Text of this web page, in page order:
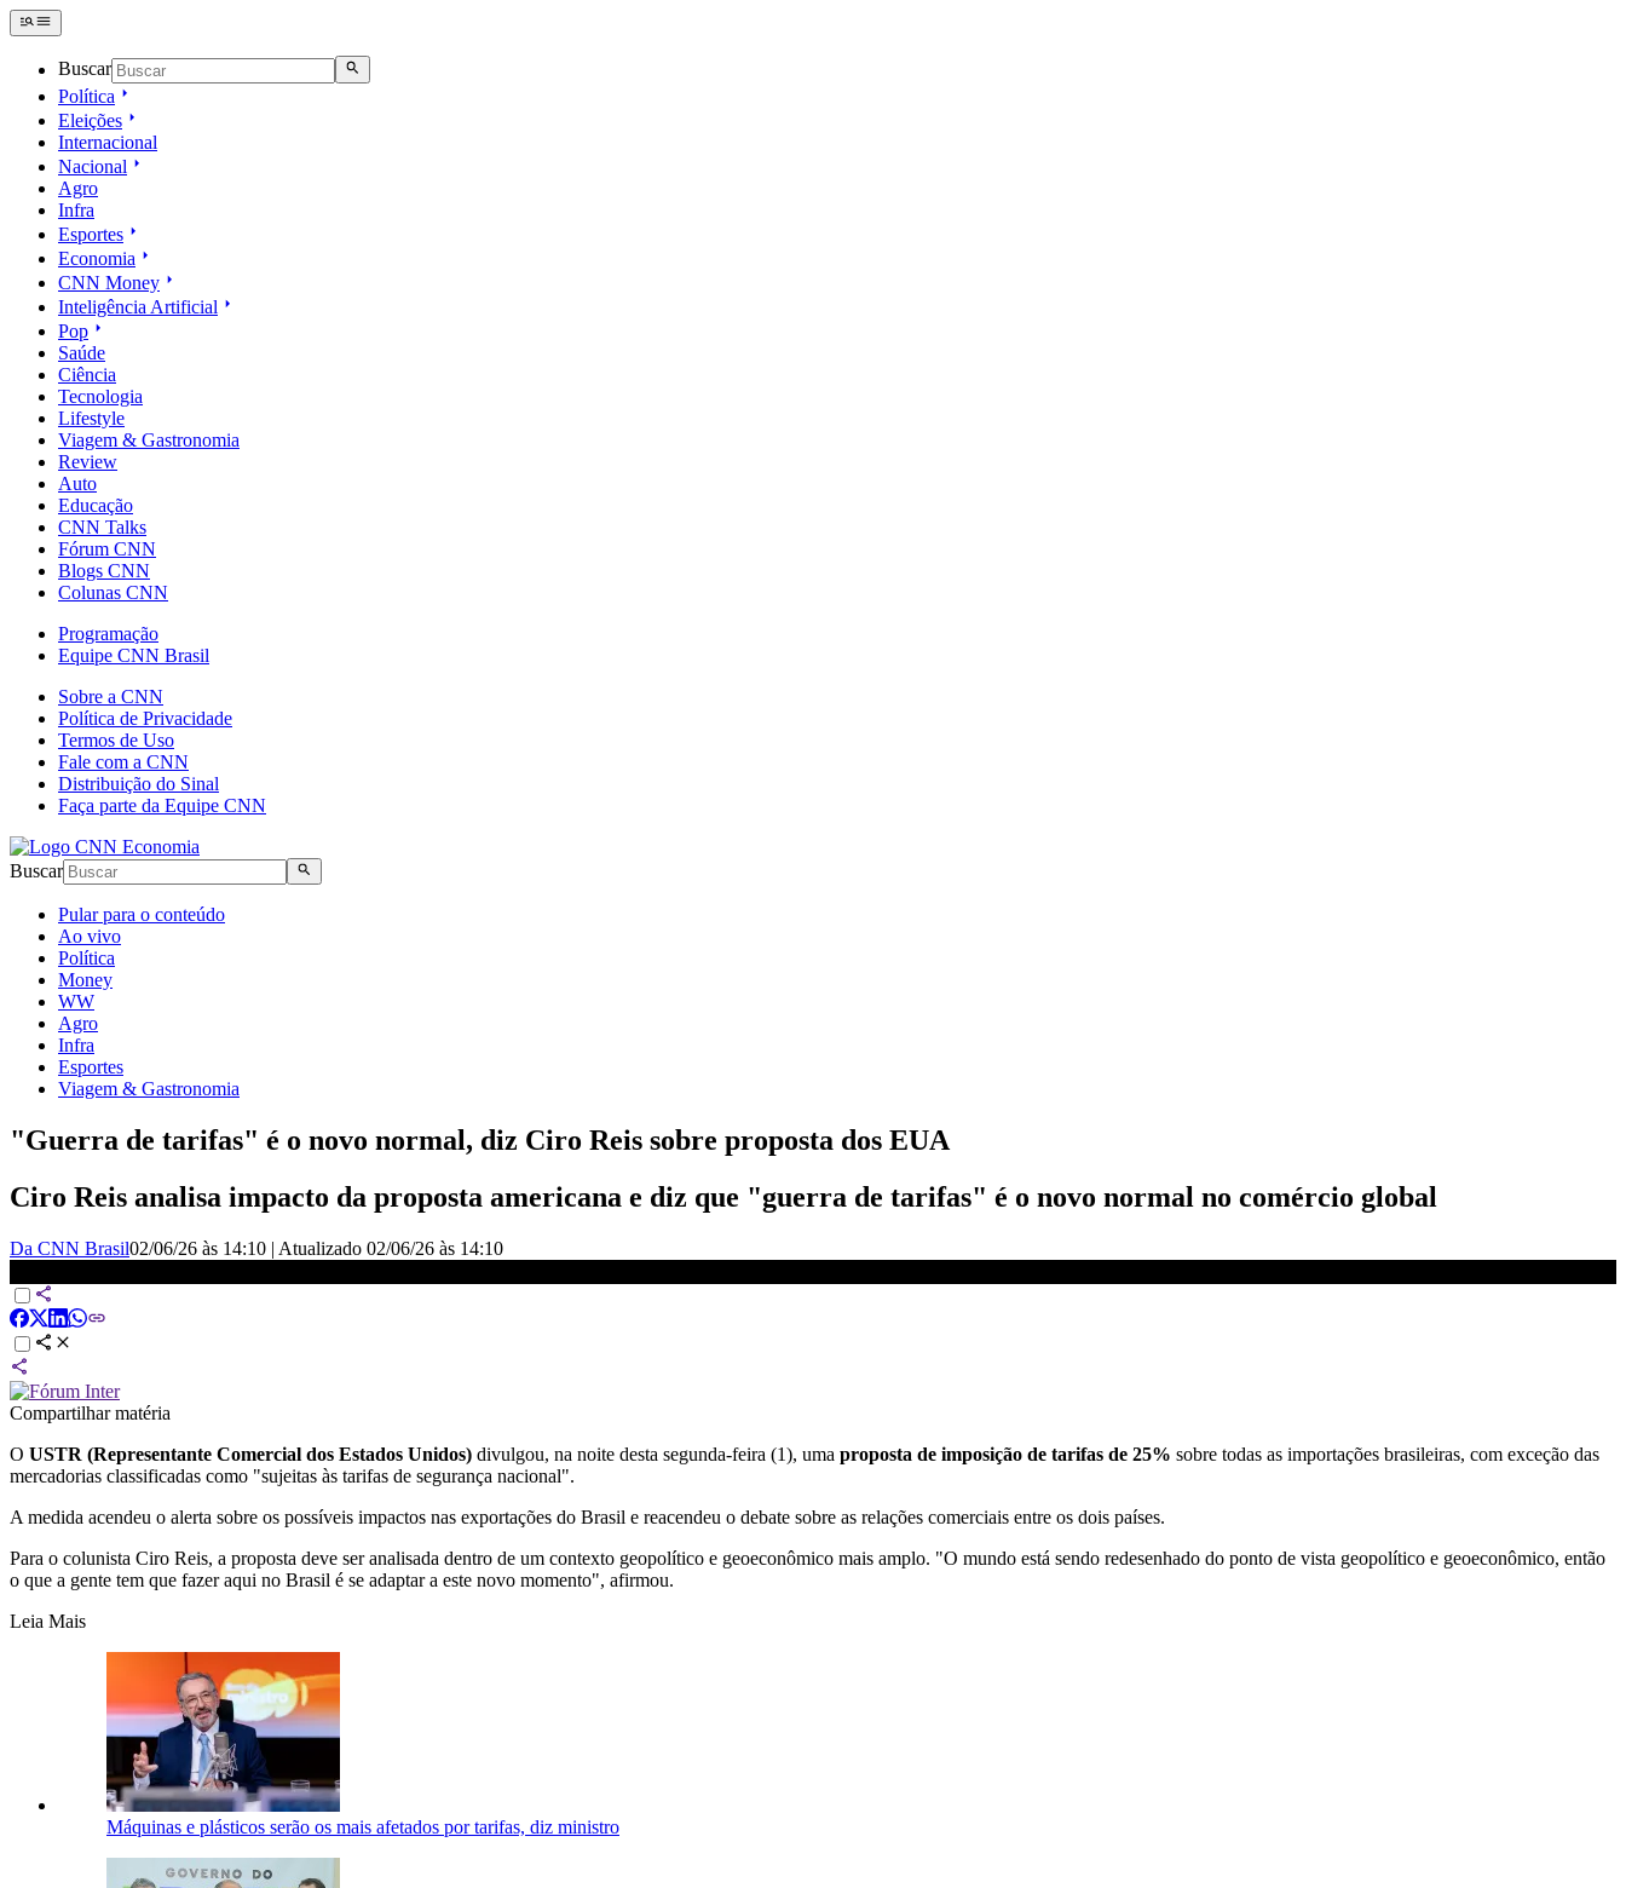
Buscar
Política
Eleições
Internacional
Nacional
Agro
Infra
Esportes
Economia
CNN Money
Inteligência Artificial
Pop
Saúde
Ciência
Tecnologia
Lifestyle
Viagem & Gastronomia
Review
Auto
Educação
CNN Talks
Fórum CNN
Blogs CNN
Colunas CNN
Programação
Equipe CNN Brasil
Sobre a CNN
Política de Privacidade
Termos de Uso
Fale com a CNN
Distribuição do Sinal
Faça parte da Equipe CNN
Buscar
Pular para o conteúdo
Ao vivo
Política
Money
WW
Agro
Infra
Esportes
Viagem & Gastronomia
"Guerra de tarifas" é o novo normal, diz Ciro Reis sobre proposta dos EUA
Ciro Reis analisa impacto da proposta americana e diz que "guerra de tarifas" é o novo normal no comércio global
Da CNN Brasil02/06/26 às 14:10 | Atualizado 02/06/26 às 14:10
Compartilhar matéria
O USTR (Representante Comercial dos Estados Unidos) divulgou, na noite desta segunda-feira (1), uma proposta de imposição de tarifas de 25% sobre todas as importações brasileiras, com exceção das
mercadorias classificadas como "sujeitas às tarifas de segurança nacional".
A medida acendeu o alerta sobre os possíveis impactos nas exportações do Brasil e reacendeu o debate sobre as relações comerciais entre os dois países.
Para o colunista Ciro Reis, a proposta deve ser analisada dentro de um contexto geopolítico e geoeconômico mais amplo. "O mundo está sendo redesenhado do ponto de vista geopolítico e geoeconômico, então
o que a gente tem que fazer aqui no Brasil é se adaptar a este novo momento", afirmou.
Leia Mais
Máquinas e plásticos serão os mais afetados por tarifas, diz ministro